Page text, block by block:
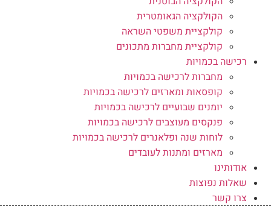
הקולקציה הגאומטרית
קולקציית משפטי השראה
קולקציית מחברות מתכונים
רכישה בכמויות
מחברות לרכישה בכמויות
קופסאות ומארזים לרכישה בכמויות
יומנים שבועיים לרכישה בכמויות
פנקסים מעוצבים לרכישה בכמויות
לוחות שנה ופלאנרים לרכישה בכמויות
מארזים ומתנות לעובדים
אודותינו
שאלות נפוצות
צרו קשר